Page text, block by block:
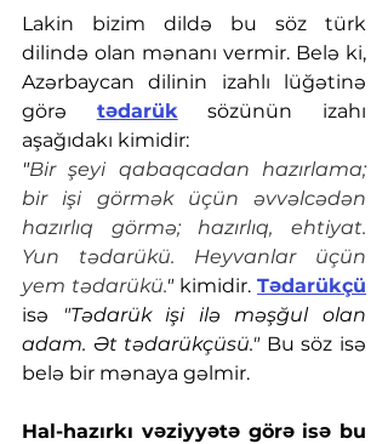
Lakin bizim dildə bu söz türk
dilində olan mənanı vermir. Belə ki,
Azərbaycan dilinin izahlı lüğətinə
görə tədarük sözünün izahı
aşağıdakı kimidir:
"Bir şeyi qabaqcadan hazırlama;
bir işi görmək üçün əvvəlcədən
hazırlıq görmə; hazırlıq, ehtiyat.
Yun tədarükü. Heyvanlar üçün
yem tədarükü." kimidir. Tədarükçü
isə "Tədarük işi ilə məşğul olan
adam. Ət tədarükçüsü." Bu söz isə
belə bir mənaya gəlmir.
Hal-hazırkı vəziyyətə görə isə bu